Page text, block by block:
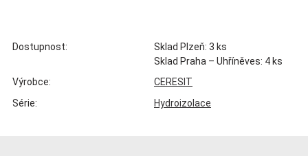
Dostupnost:
Sklad Plzeň: 3 ks
Sklad Praha – Uhříněves: 4 ks
Výrobce:
CERESIT
Série:
Hydroizolace